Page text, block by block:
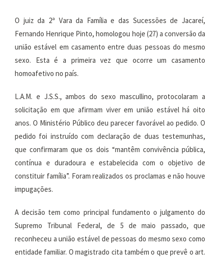
O juiz da 2ª Vara da Família e das Sucessões de Jacareí,
Fernando Henrique Pinto, homologou hoje (27) a conversão da
união estável em casamento entre duas pessoas do mesmo
sexo. Esta é a primeira vez que ocorre um casamento
homoafetivo no país.
L.A.M. e J.S.S., ambos do sexo mascullino, protocolaram a
solicitação em que afirmam viver em união estável há oito
anos. O Ministério Público deu parecer favorável ao pedido. O
pedido foi instruído com declaração de duas testemunhas,
que confirmaram que os dois “mantêm convivência pública,
contínua e duradoura e estabelecida com o objetivo de
constituir família”. Foram realizados os proclamas e não houve
impugações.
A decisão tem como principal fundamento o julgamento do
Supremo Tribunal Federal, de 5 de maio passado, que
reconheceu a união estável de pessoas do mesmo sexo como
entidade familiar. O magistrado cita também o que prevê o art.